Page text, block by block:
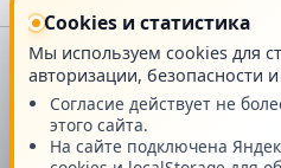
Главная О проекте
Техподдержка
Cookies и статистика
Мы используем cookies для
авторизации, безопасности
Согласие действует не
этого сайта.
На сайте подключена